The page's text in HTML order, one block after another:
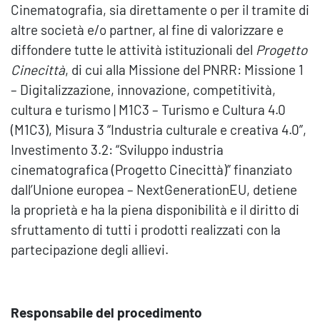
Cinematografia, sia direttamente o per il tramite di
altre società e/o partner, al fine di valorizzare e
diffondere tutte le attività istituzionali del Progetto
Cinecittà, di cui alla Missione del PNRR: Missione 1
– Digitalizzazione, innovazione, competitività,
cultura e turismo | M1C3 – Turismo e Cultura 4.0
(M1C3), Misura 3 “Industria culturale e creativa 4.0”,
Investimento 3.2: “Sviluppo industria
cinematografica (Progetto Cinecittà)” finanziato
dall’Unione europea – NextGenerationEU, detiene
la proprietà e ha la piena disponibilità e il diritto di
sfruttamento di tutti i prodotti realizzati con la
partecipazione degli allievi.
Responsabile del procedimento